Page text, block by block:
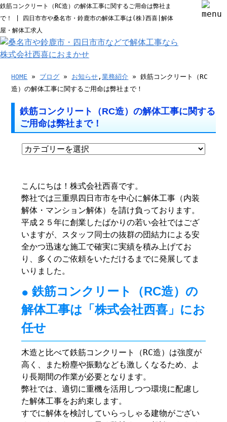
鉄筋コンクリート（RC造）の解体工事に関するご用命は弊社ま
で！ | 四日市市や桑名市・鈴鹿市の解体工事は(株)西喜|解体
屋・解体工求人
HOME » ブログ » お知らせ ,業務紹介 » 鉄筋コンクリート（RC
造）の解体工事に関するご用命は弊社まで！
鉄筋コンクリート（RC造）の解体工事に関する
ご用命は弊社まで！
こんにちは！株式会社西喜です。
弊社では三重県四日市市を中心に解体工事（内装
解体・マンション解体）を請け負っております。
平成２５年に創業したばかりの若い会社ではござ
いますが、スタッフ同士の抜群の団結力による安
全かつ迅速な施工で確実に実績を積み上げてお
り、多くのご依頼をいただけるまでに発展してま
いりました。
鉄筋コンクリート（RC造）の
解体工事は「株式会社西喜」にお
任せ
木造と比べて鉄筋コンクリート（RC造）は強度が
高く、また粉塵や振動なども激しくなるため、よ
り長期間の作業が必要となります。
弊社では、適切に重機を活用しつつ環境に配慮し
た解体工事をお約束します。
すでに解体を検討していらっしゃる建物がござい